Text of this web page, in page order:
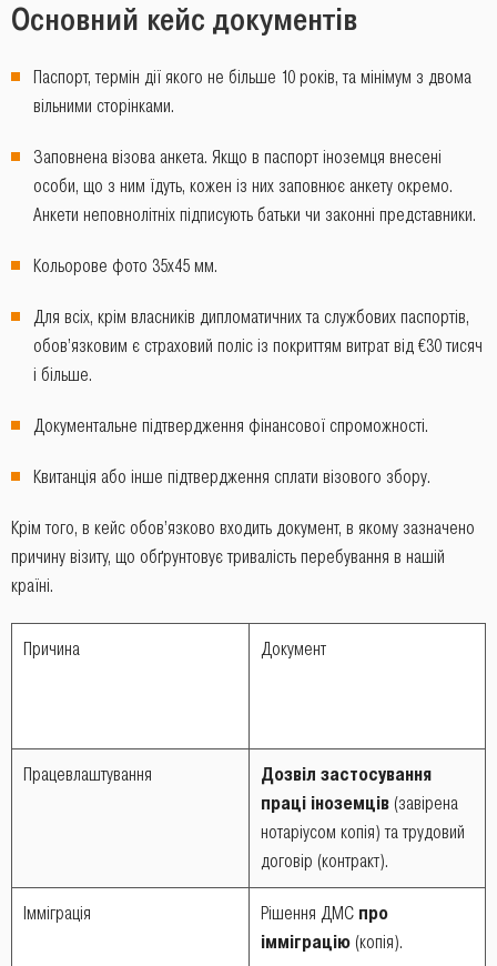
Основний кейс документів
Паспорт, термін дії якого не більше 10 років, та мінімум з двома
вільними сторінками.
Заповнена візова анкета. Якщо в паспорт іноземця внесені
особи, що з ним їдуть, кожен із них заповнює анкету окремо.
Анкети неповнолітніх підписують батьки чи законні представники.
Кольорове фото 35х45 мм.
Для всіх, крім власників дипломатичних та службових паспортів,
обов’язковим є страховий поліс із покриттям витрат від €30 тисяч
і більше.
Документальне підтвердження фінансової спроможності.
Квитанція або інше підтвердження сплати візового збору.
Крім того, в кейс обов’язково входить документ, в якому зазначено
причину візиту, що обґрунтовує тривалість перебування в нашій
країні.
Причина Документ
Працевлаштування
Дозвіл застосування
праці іноземців (завірена
нотаріусом копія) та трудовий
договір (контракт).
Імміграція Рішення ДМС про
імміграцію (копія).